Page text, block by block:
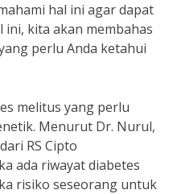
hal ini agar dapat
ini, kita akan membahas
perlu Anda ketahui
melitus yang perlu
Menurut Dr. Nurul,
RS Cipto
ada riwayat diabetes
risiko seseorang untuk